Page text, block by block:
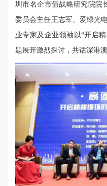
圳市名企市值战略研究院院
委员会主任王志军、爱绿光
业专家及企业领袖以“开启
题展开激烈探讨，共话深港